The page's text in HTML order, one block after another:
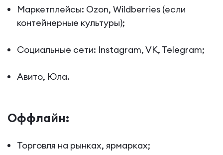
Маркетплейсы: Ozon, Wildberries (если
контейнерные культуры);
Социальные сети: Instagram, VK, Telegram;
Авито, Юла.
Оффлайн:
Торговля на рынках, ярмарках;